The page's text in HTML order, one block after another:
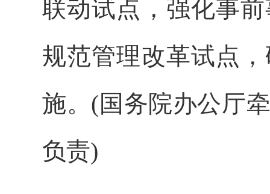
联动试点，强化事
规范管理改革试点
施。(国务院办公厅
负责)